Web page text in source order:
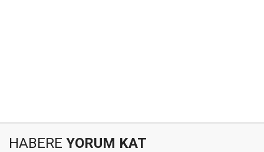
HABERE YORUM KAT